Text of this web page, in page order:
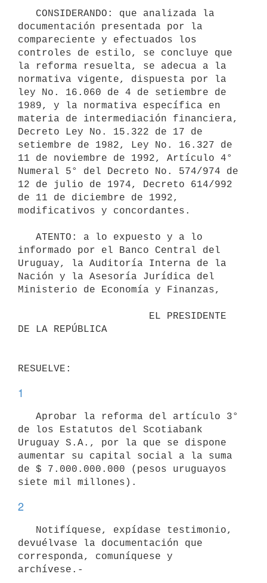
documentación presentada por la
compareciente y efectuados los
controles de estilo, se concluye que
la reforma resuelta, se adecua a la
normativa vigente, dispuesta por la
ley No. 16.060 de 4 de setiembre de
1989, y la normativa específica en
materia de intermediación financiera,
Decreto Ley No. 15.322 de 17 de
setiembre de 1982, Ley No. 16.327 de
11 de noviembre de 1992, Artículo 4°
Numeral 5° del Decreto No. 574/974 de
12 de julio de 1974, Decreto 614/992
de 11 de diciembre de 1992,
modificativos y concordantes.
informado por el Banco Central del
Uruguay, la Auditoría Interna de la
Nación y la Asesoría Jurídica del
Ministerio de Economía y Finanzas,
DE LA REPÚBLICA
1
de los Estatutos del Scotiabank
Uruguay S.A., por la que se dispone
aumentar su capital social a la suma
de $ 7.000.000.000 (pesos uruguayos
2
devuélvase la documentación que
corresponda, comuníquese y